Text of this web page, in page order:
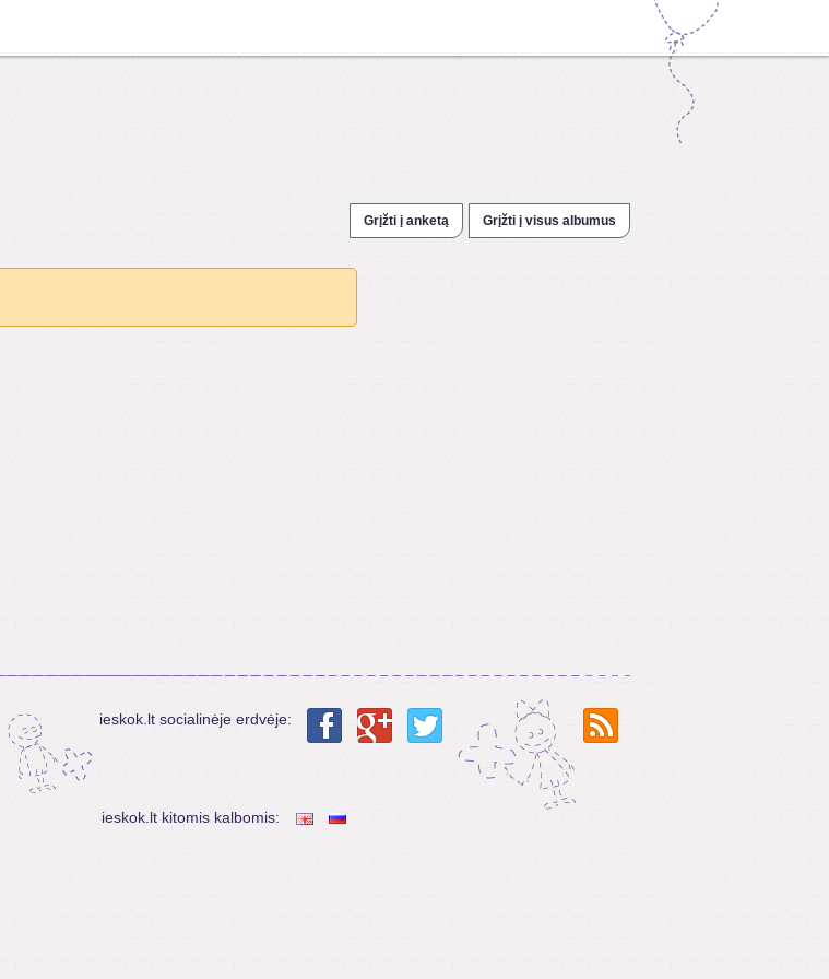
Grįžti į anketą Grįžti į visus albumus
ieskok.lt socialinėje erdvėje:
ieskok.lt kitomis kalbomis: